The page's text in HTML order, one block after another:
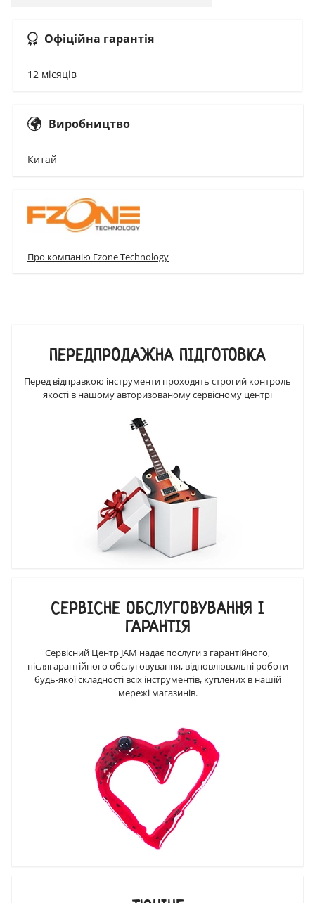
Офіційна гарантія
12 місяців
Виробництво
Китай
Про компанію Fzone Technology
ПЕРЕДПРОДАЖНА ПІДГОТОВКА
Перед відправкою інструменти проходять строгий контроль
якості в нашому авторизованому сервісному центрі
СЕРВІСНЕ ОБСЛУГОВУВАННЯ І
ГАРАНТІЯ
Сервісний Центр JAM надає послуги з гарантійного,
післягарантійного обслуговування, відновлювальні роботи
будь-якої складності всіх інструментів, куплених в нашій
мережі магазинів.